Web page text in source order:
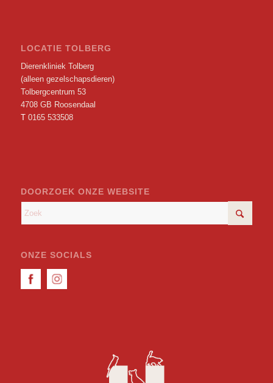
LOCATIE TOLBERG
Dierenkliniek Tolberg
(alleen gezelschapsdieren)
Tolbergcentrum 53
4708 GB Roosendaal
T 0165 533508
DOORZOEK ONZE WEBSITE
ONZE SOCIALS